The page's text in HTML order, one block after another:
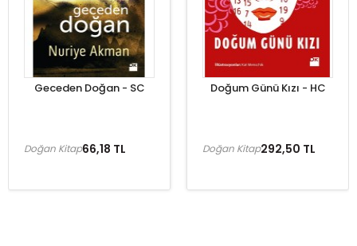
Geceden Doğan - SC
66,18 TL
Doğan Kitap
Doğum Günü Kızı - HC
292,50 TL
Doğan Kitap